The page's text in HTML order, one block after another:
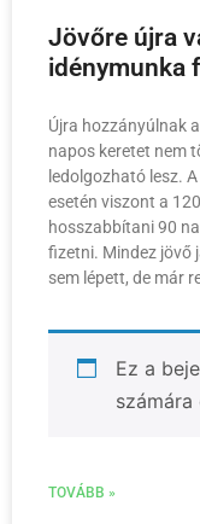
Jövőre újra
idénymunka
Újra hozzányúlnak
napos keretet nem
ledolgozható lesz.
esetén viszont a
hosszabbítani 90
fizetni. Mindez jövő
sem lépett, de már
Ez a
számára
TOVÁBB »